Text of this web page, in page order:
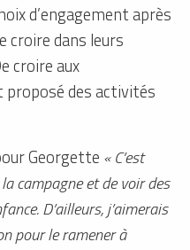
d’engagement après
croire dans leurs
croire aux
proposé des activités
Georgette « C’est
campagne et de voir des
D’ailleurs, j’aimerais
pour le ramener à